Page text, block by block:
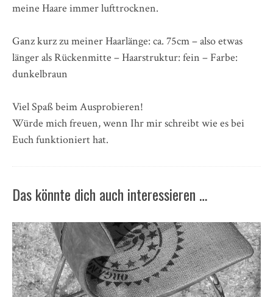
meine Haare immer lufttrocknen.
Ganz kurz zu meiner Haarlänge: ca. 75cm – also etwas
länger als Rückenmitte – Haarstruktur: fein – Farbe:
dunkelbraun
Viel Spaß beim Ausprobieren!
Würde mich freuen, wenn Ihr mir schreibt wie es bei
Euch funktioniert hat.
Das könnte dich auch interessieren …